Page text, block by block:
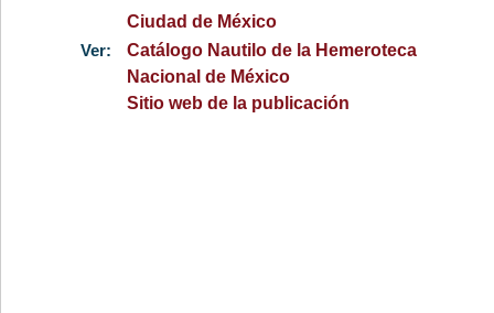
Ciudad de México
Ver:
Catálogo Nautilo de la Hemeroteca
Nacional de México
Sitio web de la publicación